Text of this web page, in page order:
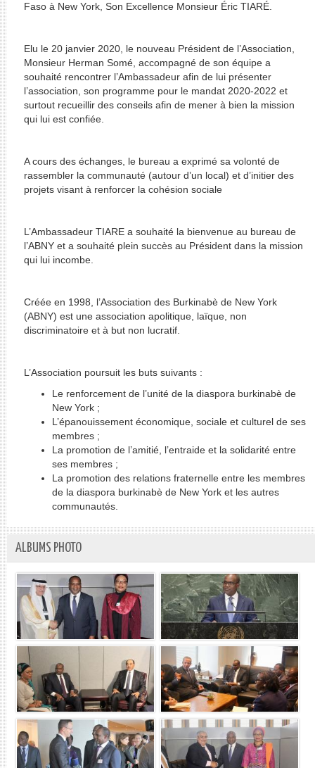
Faso à New York, Son Excellence Monsieur Éric TIARÉ.
Elu le 20 janvier 2020, le nouveau Président de l’Association,
Monsieur Herman Somé, accompagné de son équipe a
souhaité rencontrer l’Ambassadeur afin de lui présenter
l’association, son programme pour le mandat 2020-2022 et
surtout recueillir des conseils afin de mener à bien la mission
qui lui est confiée.
A cours des échanges, le bureau a exprimé sa volonté de
rassembler la communauté (autour d’un local) et d’initier des
projets visant à renforcer la cohésion sociale
L’Ambassadeur TIARE a souhaité la bienvenue au bureau de
l’ABNY et a souhaité plein succès au Président dans la mission
qui lui incombe.
Créée en 1998, l’Association des Burkinabè de New York
(ABNY) est une association apolitique, laïque, non
discriminatoire et à but non lucratif.
L’Association poursuit les buts suivants :
Le renforcement de l’unité de la diaspora burkinabè de
New York ;
L’épanouissement économique, sociale et culturel de ses
membres ;
La promotion de l’amitié, l’entraide et la solidarité entre
ses membres ;
La promotion des relations fraternelle entre les membres
de la diaspora burkinabè de New York et les autres
communautés.
ALBUMS PHOTO